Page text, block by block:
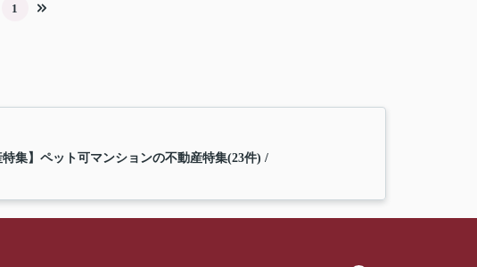
1
特集】ペット可マンションの不動産特集(23件)